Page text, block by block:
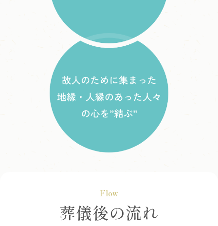
Flow
葬儀後の流れ